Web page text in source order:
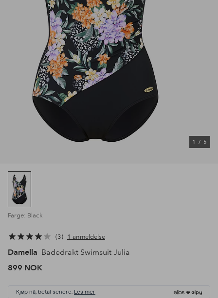
1 / 5
Farge: Black
3 1 anmeldelse
Damella Badedrakt Swimsuit Julia
899 NOK
Kjøp nå, betal senere. Les mer